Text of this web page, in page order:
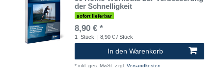
der Schnelligkeit
sofort lieferbar
8,90 € *
1 Stück | 8,90 € / Stück
In den Warenkorb
* inkl. ges. MwSt. zzgl. Versandkosten